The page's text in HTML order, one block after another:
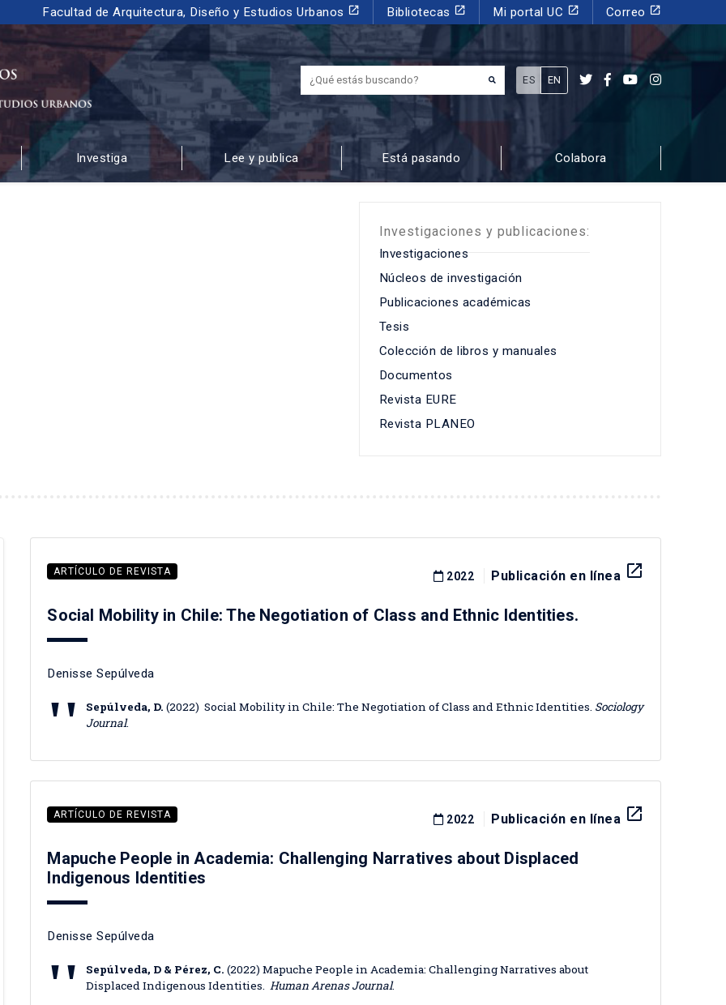
Facultad de Arquitectura, Diseño y Estudios Urbanos launch Bibliotecas launch Mi portal UC launch Correo launch
¿Qué estás buscando?
ES EN
Investiga Lee y publica Está pasando Colabora
Investigaciones y publicaciones:
Investigaciones
Núcleos de investigación
Publicaciones académicas
Tesis
Colección de libros y manuales
Documentos
Revista EURE
Revista PLANEO
ARTÍCULO DE REVISTA 2022 Publicación en línea launch
Social Mobility in Chile: The Negotiation of Class and Ethnic Identities.
Denisse Sepúlveda
Sepúlveda, D. (2022) Social Mobility in Chile: The Negotiation of Class and Ethnic Identities. Sociology
Journal.
ARTÍCULO DE REVISTA 2022 Publicación en línea launch
Mapuche People in Academia: Challenging Narratives about Displaced
Indigenous Identities
Denisse Sepúlveda
Sepúlveda, D & Pérez, C. (2022) Mapuche People in Academia: Challenging Narratives about
Displaced Indigenous Identities. Human Arenas Journal.